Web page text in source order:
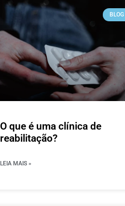
BLOG
O que é uma clínica de
reabilitação?
LEIA MAIS »